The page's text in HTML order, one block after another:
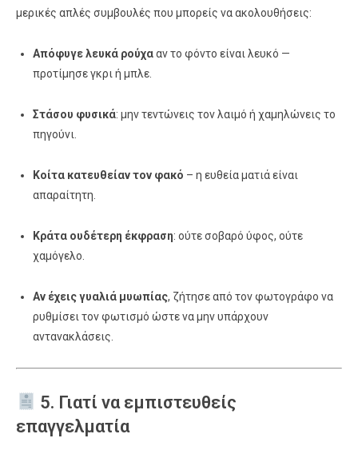
μερικές απλές συμβουλές που μπορείς να ακολουθήσεις:
Απόφυγε λευκά ρούχααν το φόντο είναι λευκό —
προτίμησε γκρι ή μπλε.
Στάσου φυσικά: μην τεντώνεις τον λαιμό ή χαμηλώνεις το
πηγούνι.
Κοίτα κατευθείαν τον φακό – η ευθεία ματιά είναι
απαραίτητη.
Κράτα ουδέτερη έκφραση: ούτε σοβαρό ύφος, ούτε
χαμόγελο.
Αν έχεις γυαλιά μυωπίας, ζήτησε από τον φωτογράφο να
ρυθμίσει τον φωτισμό ώστε να μην υπάρχουν
αντανακλάσεις.
5. Γιατί να εμπιστευθείς
επαγγελματία